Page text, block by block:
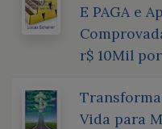
E PAGA e
r$ 10Mil
Vida para